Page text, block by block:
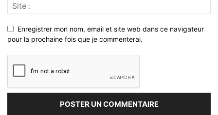
Enregistrer mon nom, email et site web dans ce navigateur
pour la prochaine fois que je commenterai.